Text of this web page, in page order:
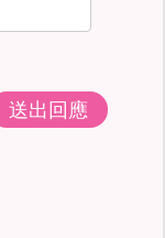
送出回應